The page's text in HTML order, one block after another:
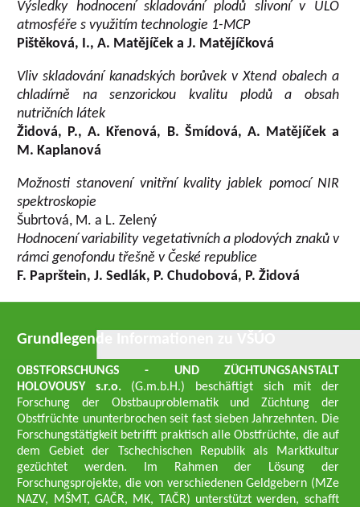
Výsledky hodnocení skladování plodů slivoní v ULO
atmosféře s využitím technologie 1-MCP
Pištěková, I., A. Matějíček a J. Matějíčková
Vliv skladování kanadských borůvek v Xtend obalech a
chladírně na senzorickou kvalitu plodů a obsah
nutričních látek
Židová, P., A. Křenová, B. Šmídová, A. Matějíček a
M. Kaplanová
Možnosti stanovení vnitřní kvality jablek pomocí NIR
spektroskopie
Šubrtová, M. a L. Zelený
Hodnocení variability vegetativních a plodových znaků v
rámci genofondu třešně v České republice
F. Paprštein, J. Sedlák, P. Chudobová, P. Židová
Grundlegende Informationen zu VŠÚO
OBSTFORSCHUNGS - UND ZÜCHTUNGSANSTALT
HOLOVOUSY s.r.o. (G.m.b.H.) beschäftigt sich mit der
Forschung der Obstbauproblematik und Züchtung der
Obstfrüchte ununterbrochen seit fast sieben Jahrzehnten. Die
Forschungstätigkeit betrifft praktisch alle Obstfrüchte, die auf
dem Gebiet der Tschechischen Republik als Marktkultur
gezüchtet werden. Im Rahmen der Lösung der
Forschungsprojekte, die von verschiedenen Geldgebern (MZe
NAZV, MŠMT, GAČR, MK, TAČR) unterstützt werden, schafft